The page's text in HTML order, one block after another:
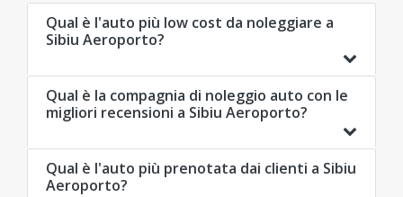
Qual è l'auto più low cost da noleggiare a
Sibiu Aeroporto?
Qual è la compagnia di noleggio auto con le
migliori recensioni a Sibiu Aeroporto?
Qual è l'auto più prenotata dai clienti a Sibiu
Aeroporto?